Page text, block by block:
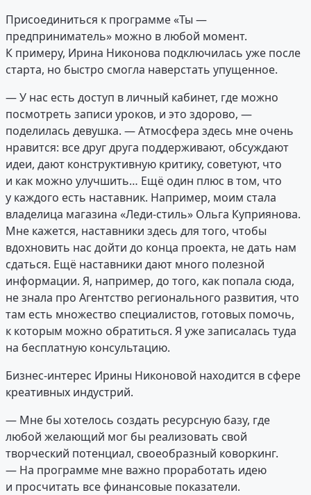
Присоединиться к программе «Ты —
предприниматель» можно в любой момент.
К примеру, Ирина Никонова подключилась уже после
старта, но быстро смогла наверстать упущенное.
— У нас есть доступ в личный кабинет, где можно
посмотреть записи уроков, и это здорово, —
поделилась девушка. — Атмосфера здесь мне очень
нравится: все друг друга поддерживают, обсуждают
идеи, дают конструктивную критику, советуют, что
и как можно улучшить… Ещё один плюс в том, что
у каждого есть наставник. Например, моим стала
владелица магазина «Леди-стиль» Ольга Куприянова.
Мне кажется, наставники здесь для того, чтобы
вдохновить нас дойти до конца проекта, не дать нам
сдаться. Ещё наставники дают много полезной
информации. Я, например, до того, как попала сюда,
не знала про Агентство регионального развития, что
там есть множество специалистов, готовых помочь,
к которым можно обратиться. Я уже записалась туда
на бесплатную консультацию.
Бизнес-интерес Ирины Никоновой находится в сфере
креативных индустрий.
— Мне бы хотелось создать ресурсную базу, где
любой желающий мог бы реализовать свой
творческий потенциал, своеобразный коворкинг.
— На программе мне важно проработать идею
и просчитать все финансовые показатели.